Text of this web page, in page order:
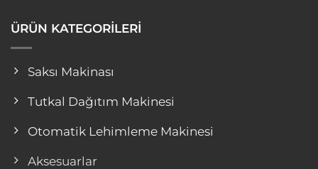
ÜRÜN KATEGORİLERİ
Saksı Makinası
Tutkal Dağıtım Makinesi
Otomatik Lehimleme Makinesi
Aksesuarlar